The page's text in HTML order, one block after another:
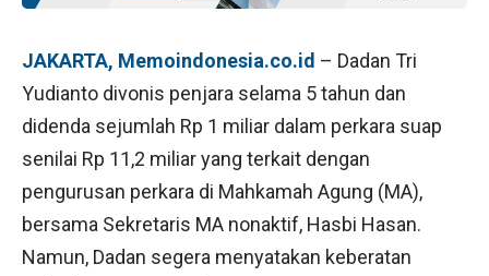
JAKARTA, Memoindonesia.co.id – Dadan Tri
Yudianto divonis penjara selama 5 tahun dan
didenda sejumlah Rp 1 miliar dalam perkara suap
senilai Rp 11,2 miliar yang terkait dengan
pengurusan perkara di Mahkamah Agung (MA),
bersama Sekretaris MA nonaktif, Hasbi Hasan.
Namun, Dadan segera menyatakan keberatan